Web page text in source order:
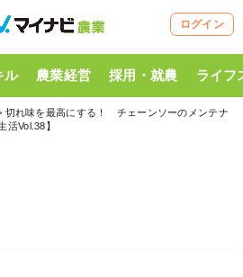
ログイン
ル 農業経営 採用・就農 ライフ
切れ味を最高にする！ チェーンソーのメンテナ
活Vol.38】